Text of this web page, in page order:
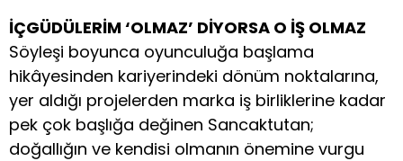
İÇGÜDÜLERİM ‘OLMAZ’ DİYORSA O İŞ OLMAZ
Söyleşi boyunca oyunculuğa başlama
hikâyesinden kariyerindeki dönüm noktalarına,
yer aldığı projelerden marka iş birliklerine kadar
pek çok başlığa değinen Sancaktutan;
doğallığın ve kendisi olmanın önemine vurgu